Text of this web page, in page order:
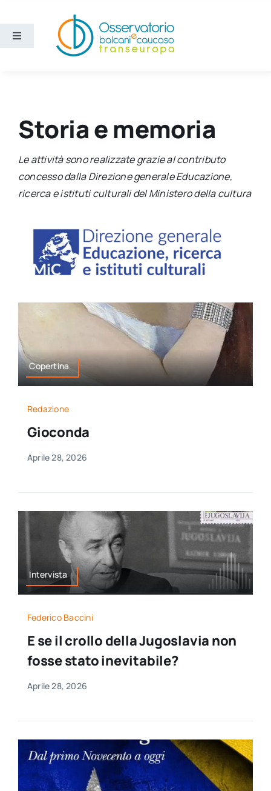
contenuto
Toggle
Sezioni
Chi siamo
Cerca
Ita
Storia e memoria
Le attività sono realizzate grazie al contributo
concesso dalla Direzione generale Educazione,
ricerca e istituti culturali del Ministero della cultura
Copertina
Redazione
Gioconda
Aprile 28, 2026
Intervista
Federico Baccini
E se il crollo della Jugoslavia non
fosse stato inevitabile?
Aprile 28, 2026